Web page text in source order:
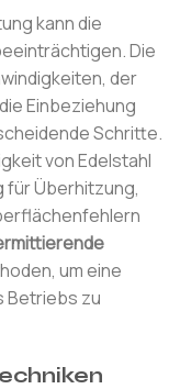
kann die
Die
der
Einbeziehung
Schritte.
von Edelstahl
für Überhitzung,
um eine
Betriebs zu